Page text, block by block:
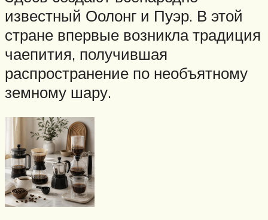
известный Оолонг и Пуэр. В этой
стране впервые возникла традиция
чаепития, получившая
распространение по необъятному
земному шару.